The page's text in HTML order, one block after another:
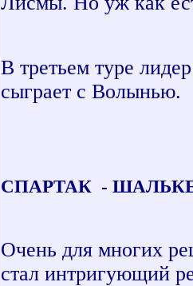
В третьем туре
сыграет с Волынью.
СПАРТАК - ШАЛЬКЕ
Очень для многих
стал интригующий